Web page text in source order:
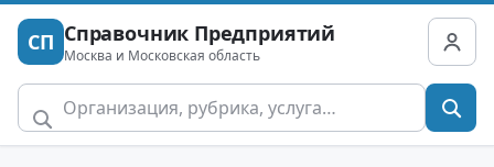
СП Справочник Предприятий
Москва и Московская область